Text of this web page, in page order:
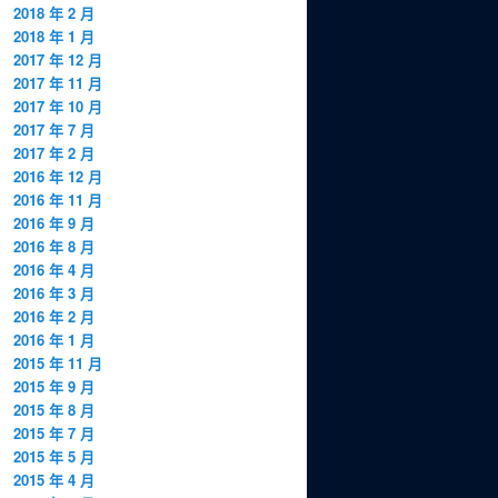
2018 年 2 月
2018 年 1 月
2017 年 12 月
2017 年 11 月
2017 年 10 月
2017 年 7 月
2017 年 2 月
2016 年 12 月
2016 年 11 月
2016 年 9 月
2016 年 8 月
2016 年 4 月
2016 年 3 月
2016 年 2 月
2016 年 1 月
2015 年 11 月
2015 年 9 月
2015 年 8 月
2015 年 7 月
2015 年 5 月
2015 年 4 月